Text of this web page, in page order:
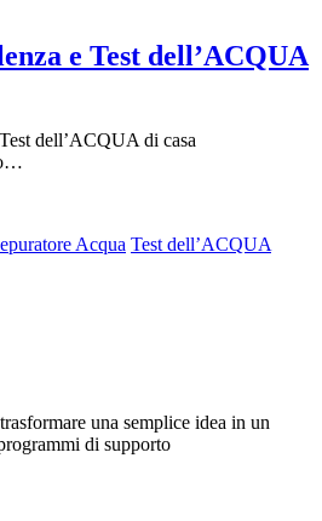
e Test dell’ACQUA
dell’ACQUA di casa
Acqua Test dell’ACQUA
una semplice idea in un
di supporto